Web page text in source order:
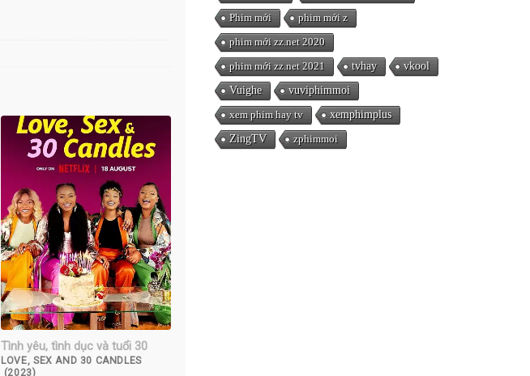
Tình yêu, tình dục và tuổi 30
LOVE, SEX AND 30 CANDLES
(2023)
Phim mới
phim mới z
phim mới zz.net 2020
phim mới zz.net 2021
tvhay
vkool
Vuighe
vuviphimmoi
xem phim hay tv
xemphimplus
ZingTV
zphimmoi